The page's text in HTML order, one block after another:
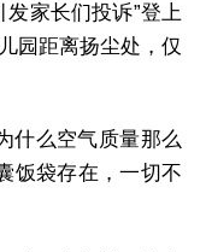
家长们投诉”登上
园距离扬尘处，仅
什么空气质量那么
饭袋存在，一切不